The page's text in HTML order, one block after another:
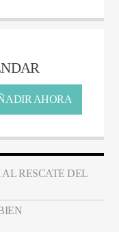
AHORA
RESCATE DEL